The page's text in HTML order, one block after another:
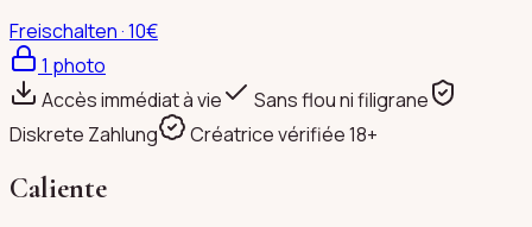
Freischalten · 10€
1 photo
Accès immédiat à vie
Sans flou ni filigrane
Diskrete Zahlung
Créatrice vérifiée 18+
Caliente